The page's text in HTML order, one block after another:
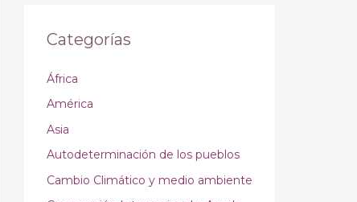
Categorías
África
América
Asia
Autodeterminación de los pueblos
Cambio Climático y medio ambiente